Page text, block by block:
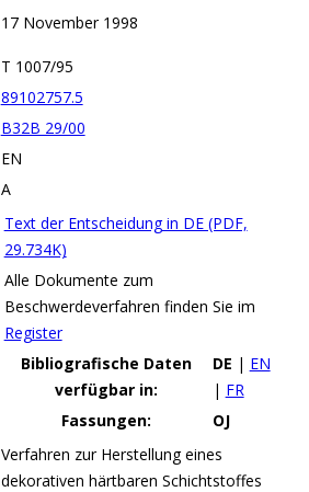
17 November 1998
T 1007/95
89102757.5
B32B 29/00
EN
A
Text der Entscheidung in DE (PDF,
29.734K)
Alle Dokumente zum
Beschwerdeverfahren finden Sie im
Register
Bibliografische Daten
verfügbar in:
DE | EN
| FR
Fassungen:
OJ
Verfahren zur Herstellung eines
dekorativen härtbaren Schichtstoffes